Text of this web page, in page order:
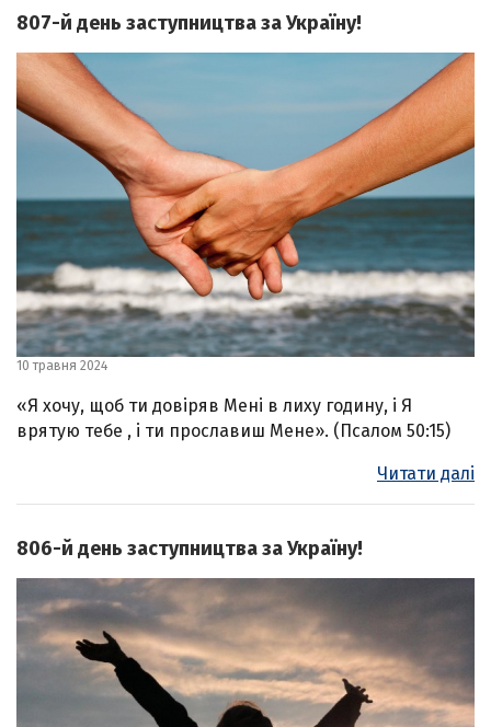
807-й день заступництва за Україну!
10 травня 2024
«Я хочу, щоб ти довіряв Мені в лиху годину, і Я
врятую тебе , і ти прославиш Мене». (Псалом 50:15)
Читати далі
806-й день заступництва за Україну!